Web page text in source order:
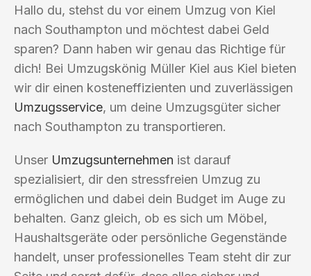
Hallo du, stehst du vor einem Umzug von Kiel
nach Southampton und möchtest dabei Geld
sparen? Dann haben wir genau das Richtige für
dich! Bei Umzugskönig Müller Kiel aus Kiel bieten
wir dir einen kosteneffizienten und zuverlässigen
Umzugsservice, um deine Umzugsgüter sicher
nach Southampton zu transportieren.
Unser Umzugsunternehmen ist darauf
spezialisiert, dir den stressfreien Umzug zu
ermöglichen und dabei dein Budget im Auge zu
behalten. Ganz gleich, ob es sich um Möbel,
Haushaltsgeräte oder persönliche Gegenstände
handelt, unser professionelles Team steht dir zur